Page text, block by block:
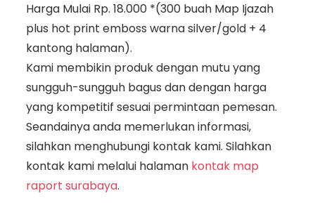
Harga Mulai Rp. 18.000 *(300 buah Map Ijazah
plus hot print emboss warna silver/gold + 4
kantong halaman).
Kami membikin produk dengan mutu yang
sungguh-sungguh bagus dan dengan harga
yang kompetitif sesuai permintaan pemesan.
Seandainya anda memerlukan informasi,
silahkan menghubungi kontak kami. Silahkan
kontak kami melalui halaman kontak map
raport surabaya.